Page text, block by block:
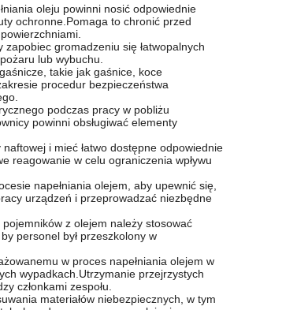
oleju powinni nosić odpowiednie
ochronne.Pomaga to chronić przed
gromadzeniu się łatwopalnych
lub wybuchu.
takie jak gaśnice, koce
procedur bezpieczeństwa
podczas pracy w pobliżu
powinni obsługiwać elementy
i mieć łatwo dostępne odpowiednie
reagowanie w celu ograniczenia wpływu
napełniania olejem, aby upewnić się,
urządzeń i przeprowadzać niezbędne
z olejem należy stosować
personel był przeszkolony w
w proces napełniania olejem w
wypadkach.Utrzymanie przejrzystych
członkami zespołu.
materiałów niebezpiecznych, w tym